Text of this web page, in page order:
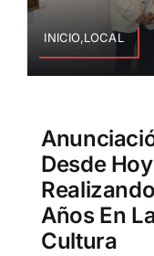
INICIO,LOCAL
Desde
Años En
Cultura